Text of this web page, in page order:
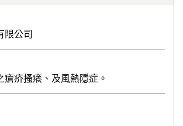
限公司
瘡疥搔癢、及風熱隱症。